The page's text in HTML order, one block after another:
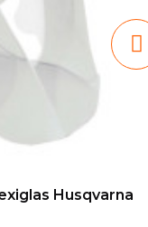
Husqvarna